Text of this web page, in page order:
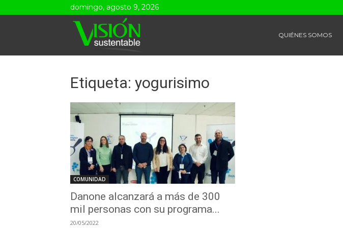
domingo, agosto 9, 2026
Sustentable
QUIÉNES SOMOS
Etiqueta: yogurisimo
COMUNIDAD
Danone alcanzará a más de 300
mil personas con su programa...
20/05/2022